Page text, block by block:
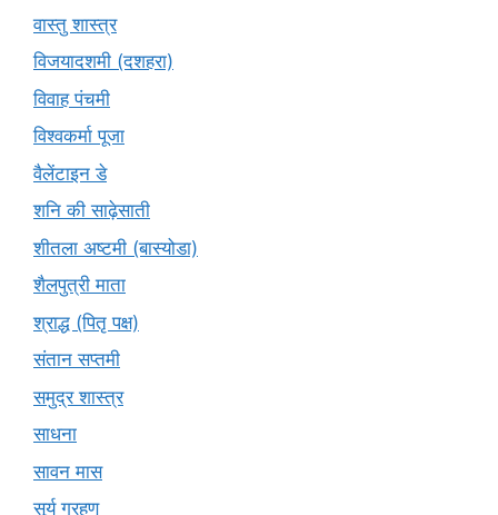
वास्तु शास्त्र
विजयादशमी (दशहरा)
विवाह पंचमी
विश्वकर्मा पूजा
वैलेंटाइन डे
शनि की साढ़ेसाती
शीतला अष्टमी (बास्योडा)
शैलपुत्री माता
श्राद्ध (पितृ पक्ष)
संतान सप्तमी
समुद्र शास्त्र
साधना
सावन मास
सूर्य ग्रहण